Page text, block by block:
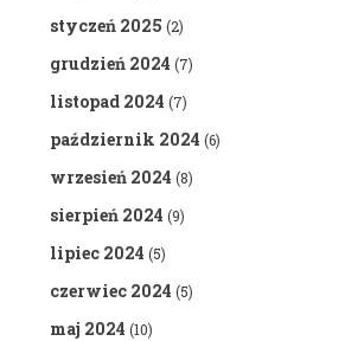
styczeń 2025 (2)
grudzień 2024 (7)
listopad 2024 (7)
październik 2024 (6)
wrzesień 2024 (8)
sierpień 2024 (9)
lipiec 2024 (5)
czerwiec 2024 (5)
maj 2024 (10)